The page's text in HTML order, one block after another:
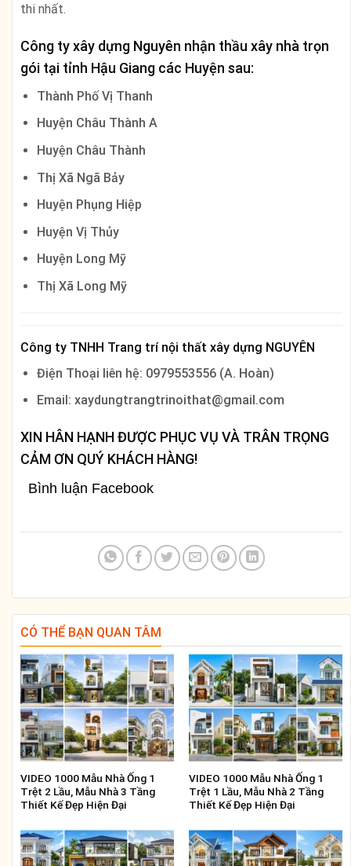
thi nhất.
Công ty xây dựng Nguyên nhận thầu xây nhà trọn
gói tại tỉnh Hậu Giang các Huyện sau:
Thành Phố Vị Thanh
Huyện Châu Thành A
Huyện Châu Thành
Thị Xã Ngã Bảy
Huyện Phụng Hiệp
Huyện Vị Thủy
Huyện Long Mỹ
Thị Xã Long Mỹ
Công ty TNHH Trang trí nội thất xây dựng NGUYÊN
Điện Thoại liên hệ: 0979553556 (A. Hoàn)
Email: xaydungtrangtrinoithat@gmail.com
XIN HÂN HẠNH ĐƯỢC PHỤC VỤ VÀ TRÂN TRỌNG
CẢM ƠN QUÝ KHÁCH HÀNG!
Bình luận Facebook
CÓ THỂ BẠN QUAN TÂM
VIDEO 1000 Mẫu Nhà Ống 1
Trệt 2 Lầu, Mẫu Nhà 3 Tầng
Thiết Kế Đẹp Hiện Đại
VIDEO 1000 Mẫu Nhà Ống 1
Trệt 1 Lầu, Mẫu Nhà 2 Tầng
Thiết Kế Đẹp Hiện Đại